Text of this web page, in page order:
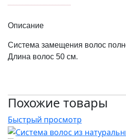
Описание
Система замещения волос
Длина волос 50 см.
Похожие товары
Быстрый просмотр